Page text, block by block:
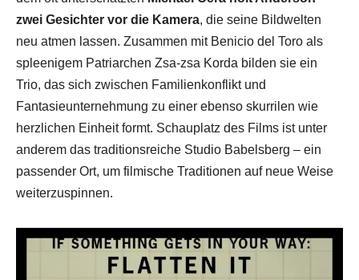
zwei Gesichter vor die Kamera, die seine Bildwelten
neu atmen lassen. Zusammen mit Benicio del Toro als
spleenigem Patriarchen Zsa-zsa Korda bilden sie ein
Trio, das sich zwischen Familienkonflikt und
Fantasieunternehmung zu einer ebenso skurrilen wie
herzlichen Einheit formt. Schauplatz des Films ist unter
anderem das traditionsreiche Studio Babelsberg – ein
passender Ort, um filmische Traditionen auf neue Weise
weiterzuspinnen.